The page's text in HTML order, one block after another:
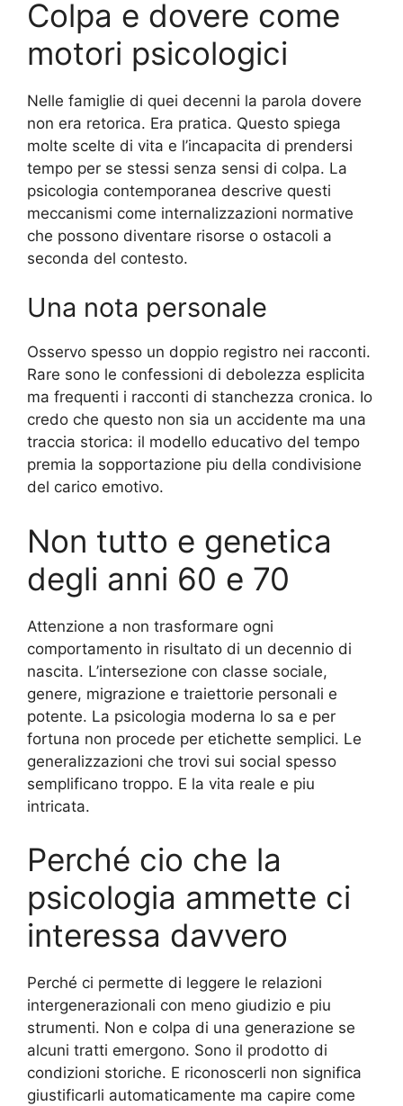
Colpa e dovere come
motori psicologici
Nelle famiglie di quei decenni la parola dovere
non era retorica. Era pratica. Questo spiega
molte scelte di vita e l’incapacita di prendersi
tempo per se stessi senza sensi di colpa. La
psicologia contemporanea descrive questi
meccanismi come internalizzazioni normative
che possono diventare risorse o ostacoli a
seconda del contesto.
Una nota personale
Osservo spesso un doppio registro nei racconti.
Rare sono le confessioni di debolezza esplicita
ma frequenti i racconti di stanchezza cronica. Io
credo che questo non sia un accidente ma una
traccia storica: il modello educativo del tempo
premia la sopportazione piu della condivisione
del carico emotivo.
Non tutto e genetica
degli anni 60 e 70
Attenzione a non trasformare ogni
comportamento in risultato di un decennio di
nascita. L’intersezione con classe sociale,
genere, migrazione e traiettorie personali e
potente. La psicologia moderna lo sa e per
fortuna non procede per etichette semplici. Le
generalizzazioni che trovi sui social spesso
semplificano troppo. E la vita reale e piu
intricata.
Perché cio che la
psicologia ammette ci
interessa davvero
Perché ci permette di leggere le relazioni
intergenerazionali con meno giudizio e piu
strumenti. Non e colpa di una generazione se
alcuni tratti emergono. Sono il prodotto di
condizioni storiche. E riconoscerli non significa
giustificarli automaticamente ma capire come